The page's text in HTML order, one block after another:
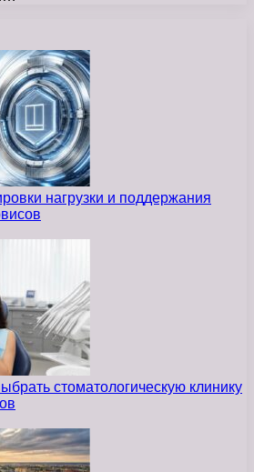
нагрузки и поддержания
стоматологическую клинику